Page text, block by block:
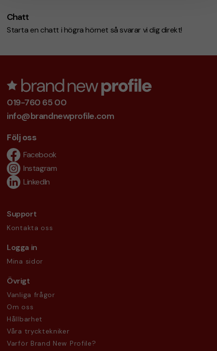
Chatt
Starta en chatt i högra hörnet så svarar vi dig direkt!
019-760 65 00
info@brandnewprofile.com
Följ oss
Facebook
Instagram
LinkedIn
Support
Kontakta oss
Logga in
Mina sidor
Övrigt
Vanliga frågor
Om oss
Hållbarhet
Våra trycktekniker
Varför Brand New Profile?